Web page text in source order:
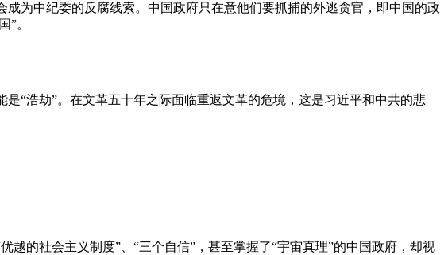
为中纪委的反腐线索。中国政府只在意他们要抓捕的外逃贪官，即中国的政
”。
“浩劫”。在文革五十年之际面临重返文革的危境，这是习近平和中共的悲
的社会主义制度”、“三个自信”，甚至掌握了“宇宙真理”的中国政府，却视